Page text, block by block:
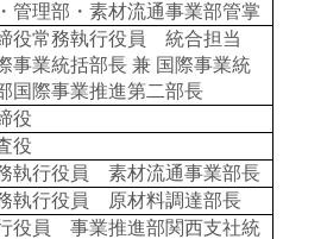
管理部・素材流通事業部管掌
役常務執行役員 統合担当
事業統括部長 兼 国際事業統
国際事業推進第二部長
役
役
執行役員 素材流通事業部長
執行役員 原材料調達部長
役員 事業推進部関西支社統